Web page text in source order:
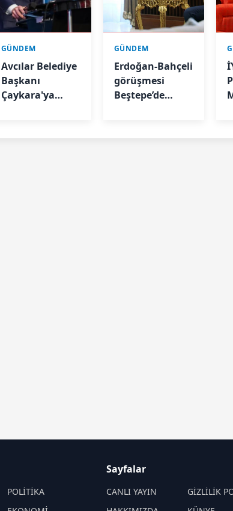
GÜNDEM
Avcılar Belediye
Başkanı
Çaykara'ya
GÜNDEM
Erdoğan-Bahçeli
görüşmesi
Beştepe’de
POLİTİKA
Sayfalar
CANLI YAYIN
GİZLİLİK